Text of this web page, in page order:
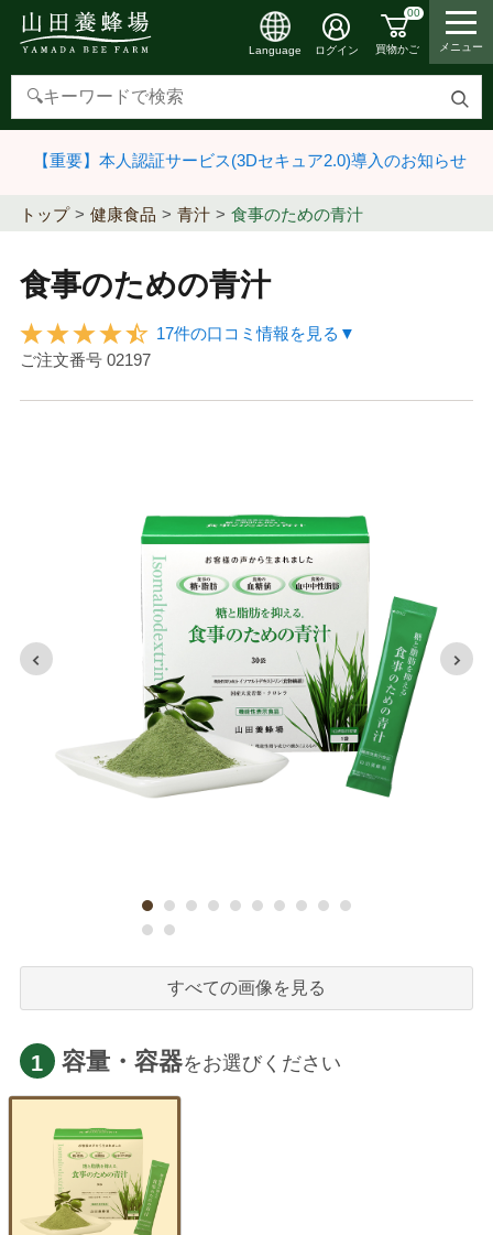
検
す
Language ログイン
00
買物かご メニュー
【重要】本人認証サービス(3Dセキュア2.0)導入のお知らせ
トップ 健康食品 青汁 食事のための青汁
食事のための青汁
17件の口コミ情報を見る▼
ご注文番号 02197
すべての画像を見る
1 容量・容器をお選びください